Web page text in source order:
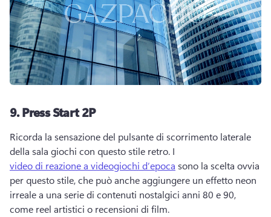
9.Press Start 2P
Ricorda la sensazione del pulsante di scorrimento laterale
della sala giochi con questo stile retro. I
video di reazione a videogiochi d’epoca sono la scelta ovvia
per questo stile, che può anche aggiungere un effetto neon
irreale a una serie di contenuti nostalgici anni 80 e 90,
come reel artistici o recensioni di film.